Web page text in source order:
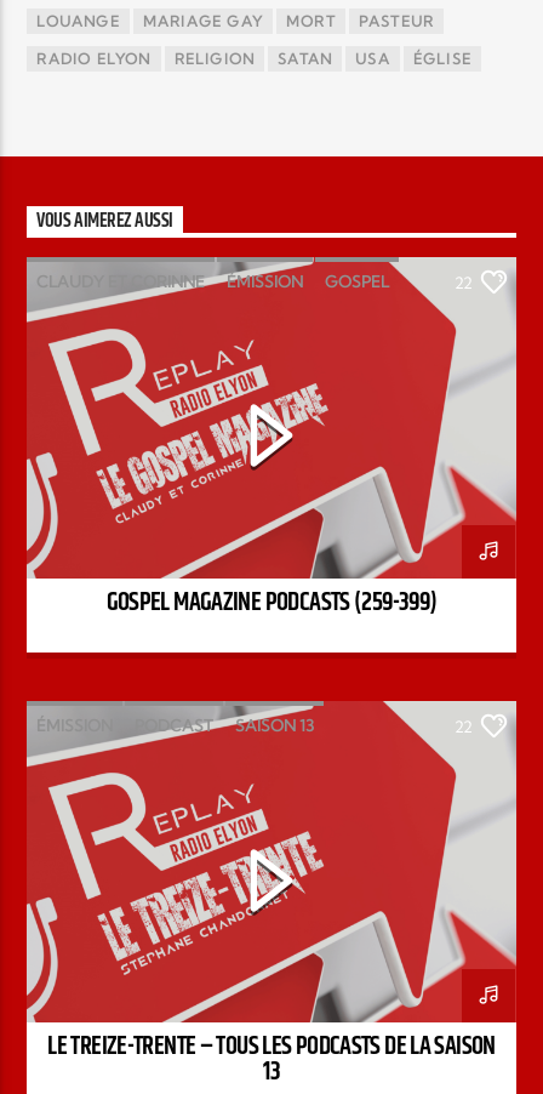
LOUANGE MARIAGE GAY MORT PASTEUR
RADIO ELYON RELIGION SATAN USA ÉGLISE
VOUS AIMEREZ AUSSI
CLAUDY ET CORINNE ÉMISSION GOSPEL
MAGAZINE
22
GOSPEL MAGAZINE PODCASTS (259-399)
ÉMISSION PODCAST SAISON 13
STÉPHANE CHANDONNET
22
LE TREIZE-TRENTE – TOUS LES PODCASTS DE LA SAISON
13